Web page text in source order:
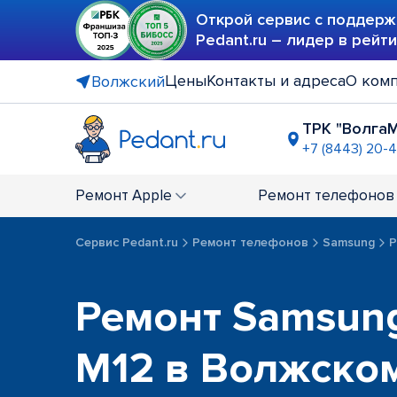
Открой сервис с
Pedant.ru – лидер в
ВолжскийЦеныКонтакты и адресаО
ТРК
+7 (8443) 20-
Ремонт Apple Ремонт телефонов
Сервис Pedant.ru Ремонт телефонов Samsung
Ремонт
M12 в